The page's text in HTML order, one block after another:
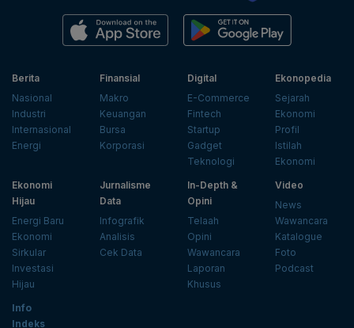
Berita
Nasional
Industri
Internasional
Energi
Finansial
Makro
Keuangan
Bursa
Korporasi
Digital
E-Commerce
Fintech
Startup
Gadget
Teknologi
Ekonopedia
Sejarah
Ekonomi
Profil
Istilah
Ekonomi
Ekonomi
Hijau
Energi Baru
Ekonomi
Sirkular
Investasi
Hijau
Jurnalisme
Data
Infografik
Analisis
Cek Data
In-Depth &
Opini
Telaah
Opini
Wawancara
Laporan
Khusus
Video
News
Wawancara
Katalogue
Foto
Podcast
Info
Indeks